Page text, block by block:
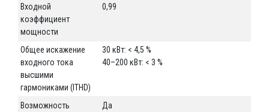
Входной
коэффициент
мощности
0,99
Общее искажение
входного тока
высшими
гармониками (ITHD)
30 кВт: < 4,5 %
40–200 кВт: < 3 %
Возможность
Да